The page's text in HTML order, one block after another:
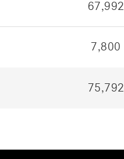
67,992
7,800
75,792